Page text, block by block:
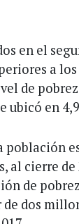
en el
a
de
ubicó en
población
al cierre de
de
dos